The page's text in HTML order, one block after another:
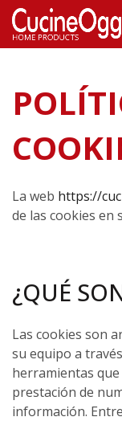
La web https://
de las cookies en
¿QUÉ
Las cookies son
su equipo a
herramientas
prestación de
información.